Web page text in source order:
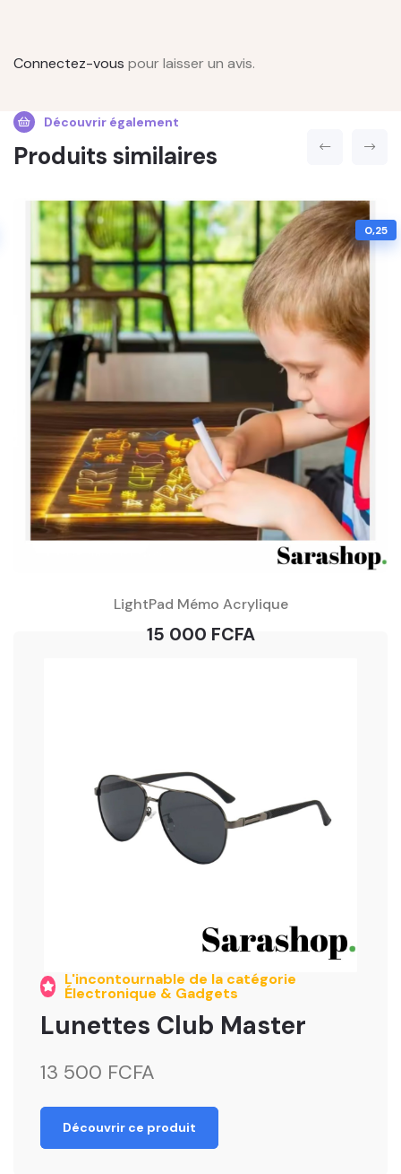
Connectez-vous pour laisser un avis.
Découvrir également
Produits similaires
0,25
LightPad Mémo Acrylique
15 000 FCFA
L'incontournable de la catégorie
Électronique & Gadgets
Lunettes Club Master
13 500 FCFA
Découvrir ce produit